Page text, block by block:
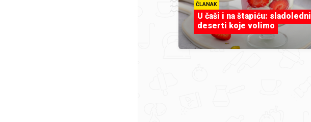
ČLANAK
U čaši i na štapiću: sladoledni
deserti koje volimo